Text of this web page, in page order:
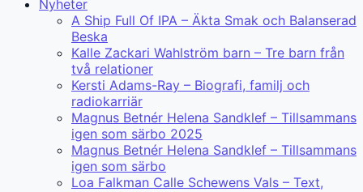
Nyheter
A Ship Full Of IPA – Äkta Smak och Balanserad
Beska
Kalle Zackari Wahlström barn – Tre barn från
två relationer
Kersti Adams-Ray – Biografi, familj och
radiokarriär
Magnus Betnér Helena Sandklef – Tillsammans
igen som särbo 2025
Magnus Betnér Helena Sandklef – Tillsammans
igen som särbo
Loa Falkman Calle Schewens Vals – Text,